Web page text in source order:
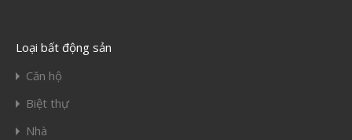
Loại bất động sản
Căn hộ
Biệt thự
Nhà